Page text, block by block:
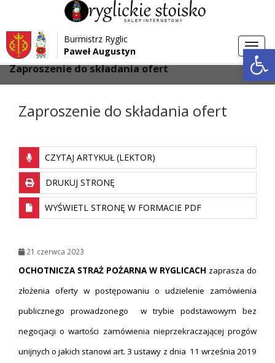
Przejdź do menu
Przejdź do głównej treści strony
Przejdź do stopki strony
Burmistrz Ryglic
Paweł Augustyn
Strona główna > Aktualności
Zaproszenie do składania ofert
Zaproszenie do składania ofert
CZYTAJ ARTYKUŁ (LEKTOR)
DRUKUJ STRONĘ
WYŚWIETL STRONĘ W FORMACIE PDF
21 czerwca 2023
OCHOTNICZA STRAŻ POŻARNA W RYGLICACH zaprasza do
złożenia oferty w postępowaniu o udzielenie zamówienia
publicznego prowadzonego w trybie podstawowym bez
negocjacji o wartości zamówienia nieprzekraczającej progów
unijnych o jakich stanowi art. 3 ustawy z dnia 11 września 2019